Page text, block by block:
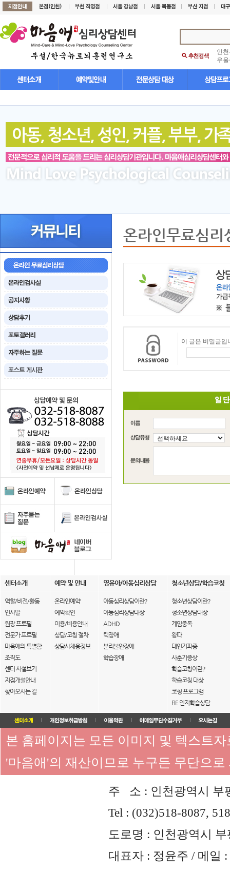
인
우
온라인무료심리
이 글은 비밀글입
센터소개 예약 및 안내 영유아/아동심리상담 청소년상담/학습코칭
역할/비전/활동
인사말
원장 프로필
전문가 프로필
마음애의 특별함
조직도
센터 시설보기
지점개설안내
찾아오시는 길
온라인예약
예약확인
이용/비용안내
상담/코칭 절차
상담사채용정보
아동심리상담이란?
아동심리상담대상
ADHD
틱장애
분리불안장애
학습장애
청소년상담이란?
청소년상담대상
게임중독
왕따
대인기피증
사춘기증상
학습코칭이란?
학습코칭 대상
코칭 프로그램
FIE 인지학습상담
본 홈페이지는 모든 이미지 및 텍스트
'마음애'의 재산이므로 누구든 무단으
주 소 : 인천광역시 부
Tel : (032)518-8087,
도로명 : 인천광역시
대표자 : 정윤주 / 메일 :